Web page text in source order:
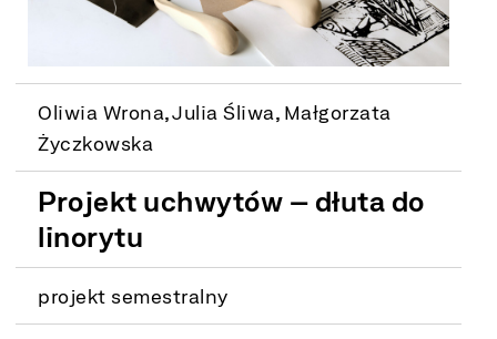
Oliwia Wrona, Julia Śliwa, Małgorzata
Życzkowska
Projekt uchwytów – dłuta do
linorytu
projekt semestralny